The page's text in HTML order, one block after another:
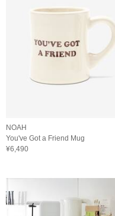
NOAH
You've Got a Friend Mug
¥6,490